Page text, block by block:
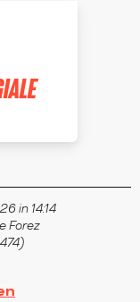
in 14:14
Forez
)